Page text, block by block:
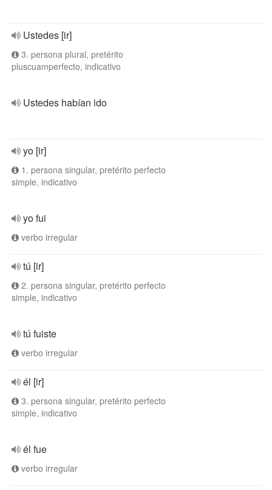
Ustedes [ir]
3. persona plural, pretérito
pluscuamperfecto, indicativo
Ustedes habían ido
yo [ir]
1. persona singular, pretérito perfecto
simple, indicativo
yo fui
verbo irregular
tú [ir]
2. persona singular, pretérito perfecto
simple, indicativo
tú fuiste
verbo irregular
él [ir]
3. persona singular, pretérito perfecto
simple, indicativo
él fue
verbo irregular